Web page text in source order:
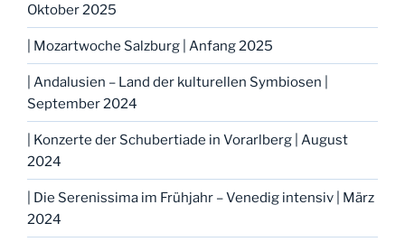
Oktober 2025
| Mozartwoche Salzburg | Anfang 2025
| Andalusien – Land der kulturellen Symbiosen |
September 2024
| Konzerte der Schubertiade in Vorarlberg | August
2024
| Die Serenissima im Frühjahr – Venedig intensiv | März
2024